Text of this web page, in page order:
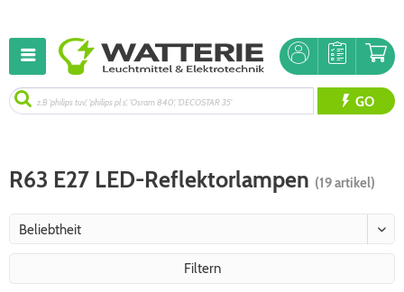
GO
R63 E27 LED-Reflektorlampen (19 artikel)
Filtern